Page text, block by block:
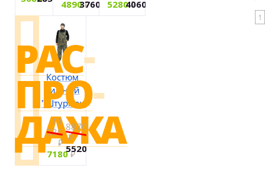
48903760
52804060
Костюм
зимний
"Штурман"
11
530
7180
8870
5520
1